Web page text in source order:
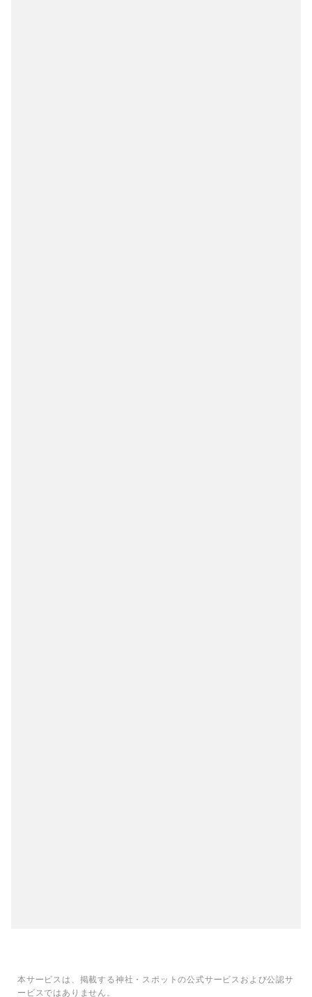
本サービスは、掲載する神社・スポットの公式サービスおよび公認サ
ービスではありません。